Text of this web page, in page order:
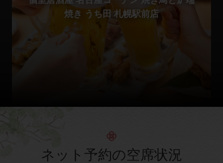
焼き うち田 札幌駅前店
ネット予約の空席状況